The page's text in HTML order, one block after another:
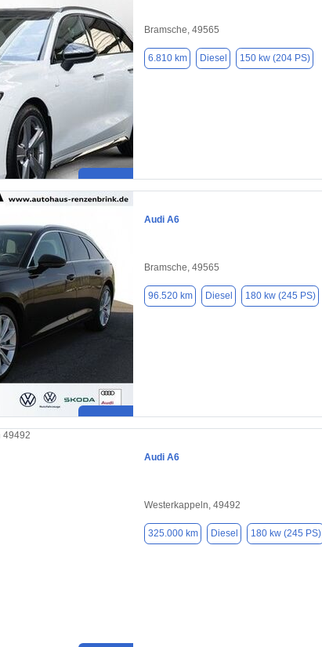
Bramsche, 49565
6.810 km Diesel 150 kw (204 PS)
Audi A6
Bramsche, 49565
96.520 km Diesel 180 kw (245 PS)
Audi A6
Westerkappeln, 49492
325.000 km Diesel 180 kw (245 PS)